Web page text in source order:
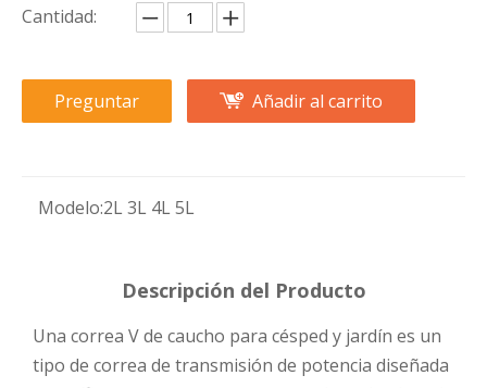
Cantidad:
Preguntar Añadir al carrito
Modelo:2L 3L 4L 5L
Descripción del Producto
Una correa V de caucho para césped y jardín es un
tipo de correa de transmisión de potencia diseñada